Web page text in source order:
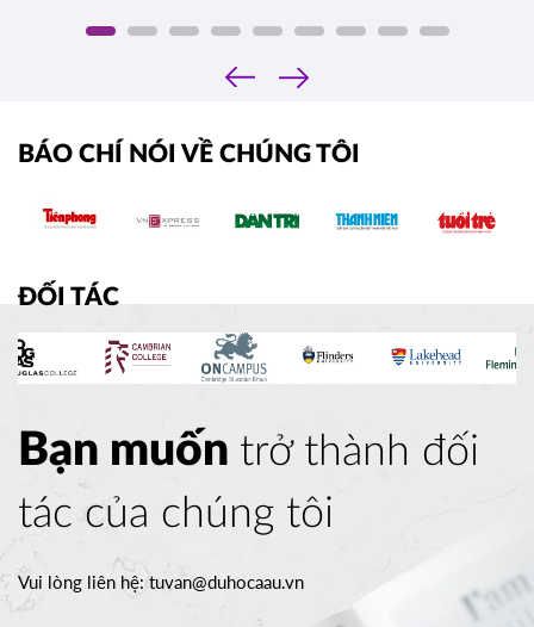
‹
›
BÁO CHÍ NÓI VỀ CHÚNG TÔI
ĐỐI TÁC
Bạn muốn trở thành đối
tác của chúng tôi
Vui lòng liên hệ:tuvan@duhocaau.vn